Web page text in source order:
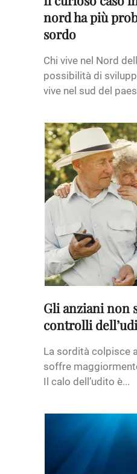
nord ha più
sordo
Chi vive nel Nord
possibilità di
vive nel sud del
Gli anziani non
controlli
La sordità colpisce
soffre
Il calo dell’udito è...